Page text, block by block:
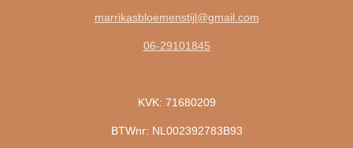
marrikasbloemenstijl@gmail.com
06-29101845
KVK: 71680209
BTWnr: NL002392783B93